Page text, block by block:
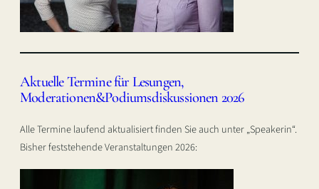
Aktuelle Termine für Lesungen,
Moderationen&Podiumsdiskussionen 2026
Alle Termine laufend aktualisiert finden Sie auch unter „Speakerin“.
Bisher feststehende Veranstaltungen 2026: